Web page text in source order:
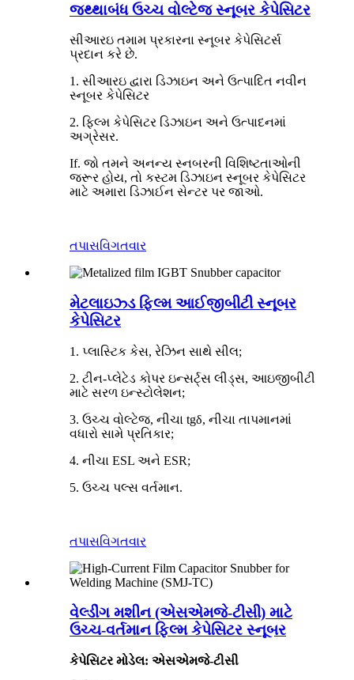
જથ્થાબંધ ઉચ્ચ વોલ્ટેજ સ્નૂબર કેપેસિટર
સીઆરઇ તમામ પ્રકારના સ્નૂબર કેપેસિટર્સ
પ્રદાન કરે છે.
1. સીઆરઇ દ્વારા ડિઝાઇન અને ઉત્પાદિત નવીન
સ્નૂબર કેપેસિટર
2. ફિલ્મ કેપેસિટર ડિઝાઇન અને ઉત્પાદનમાં
અગ્રેસર.
If. જો તમને અનન્ય સ્નબરની વિશિષ્ટતાઓની
જરૂર હોય, તો કસ્ટમ ડિઝાઇન સ્નૂબર કેપેસિટર
માટે અમારા ડિઝાઈન સેન્ટર પર જાઓ.
તપાસવિગતવાર
મેટલાઇઝ્ડ ફિલ્મ આઈજીબીટી સ્નૂબર
કેપેસિટર
1. પ્લાસ્ટિક કેસ, રેઝિન સાથે સીલ;
2. ટીન-પ્લેટેડ કોપર ઇન્સર્ટ્સ લીડ્સ, આઇજીબીટી
માટે સરળ ઇન્સ્ટોલેશન;
3. ઉચ્ચ વોલ્ટેજ, નીચા tgδ, નીચા તાપમાનમાં
વધારો સામે પ્રતિકાર;
4. નીચા ESL અને ESR;
5. ઉચ્ચ પલ્સ વર્તમાન.
તપાસવિગતવાર
વેલ્ડીંગ મશીન (એસએમજે-ટીસી) માટે
ઉચ્ચ-વર્તમાન ફિલ્મ કેપેસિટર સ્નૂબર
કેપેસિટર મોડેલ: એસએમજે-ટીસી